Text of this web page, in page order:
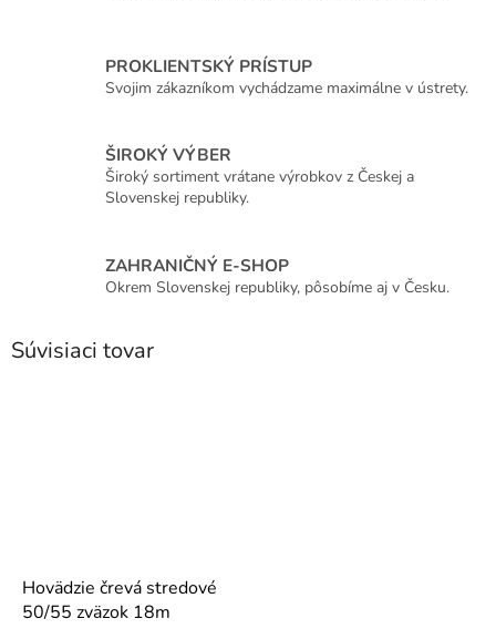
PROKLIENTSKÝ PRÍSTUP
Svojim zákazníkom vychádzame maximálne v ústrety.
ŠIROKÝ VÝBER
Široký sortiment vrátane výrobkov z Českej a
Slovenskej republiky.
ZAHRANIČNÝ E-SHOP
Okrem Slovenskej republiky, pôsobíme aj v Česku.
Súvisiaci tovar
Hovädzie črevá stredové
50/55 zväzok 18m